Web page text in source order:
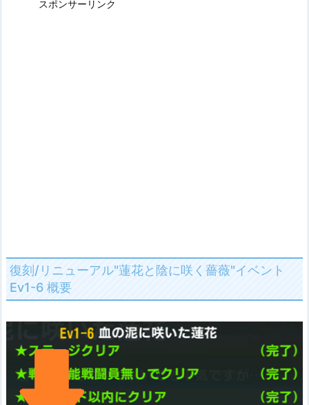
スポンサーリンク
復刻/リニューアル"蓮花と陰に咲く薔薇"イベント
Ev1-6 概要